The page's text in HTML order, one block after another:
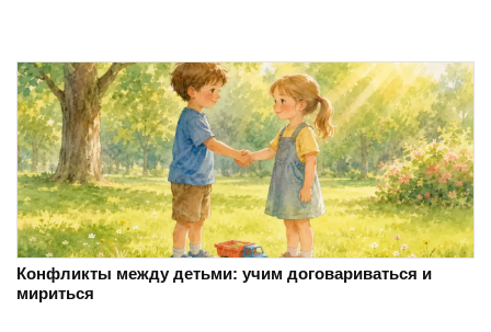
Конфликты между детьми: учим договариваться и
мириться